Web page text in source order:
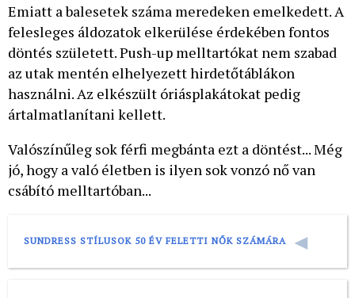
Emiatt a balesetek száma meredeken emelkedett. A
felesleges áldozatok elkerülése érdekében fontos
döntés született. Push-up melltartókat nem szabad
az utak mentén elhelyezett hirdetőtáblákon
használni. Az elkészült óriásplakátokat pedig
ártalmatlanítani kellett.
Valószínűleg sok férfi megbánta ezt a döntést... Még
jó, hogy a való életben is ilyen sok vonzó nő van
csábító melltartóban...
SUNDRESS STÍLUSOK 50 ÉV FELETTI NŐK SZÁMÁRA